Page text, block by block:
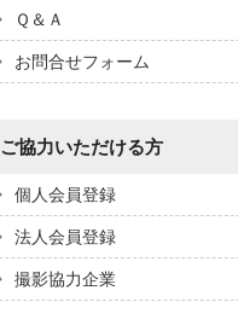
Ｑ＆Ａ
お問合せフォーム
ご協力いただける方
個人会員登録
法人会員登録
撮影協力企業